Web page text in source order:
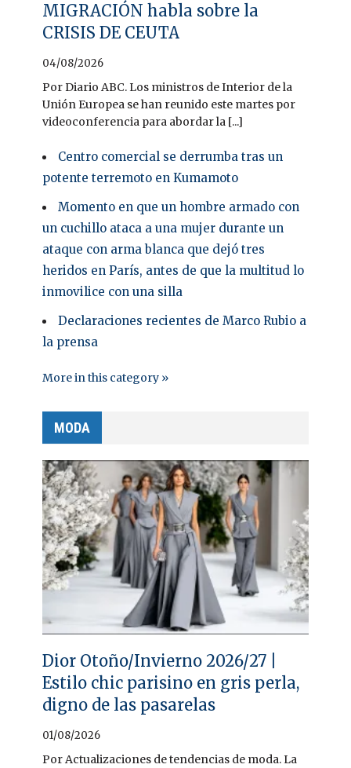
MIGRACIÓN habla sobre la
CRISIS DE CEUTA
04/08/2026
Por Diario ABC. Los ministros de Interior de la
Unión Europea se han reunido este martes por
videoconferencia para abordar la [...]
Centro comercial se derrumba tras un
potente terremoto en Kumamoto
Momento en que un hombre armado con
un cuchillo ataca a una mujer durante un
ataque con arma blanca que dejó tres
heridos en París, antes de que la multitud lo
inmovilice con una silla
Declaraciones recientes de Marco Rubio a
la prensa
More in this category »
MODA
Dior Otoño/Invierno 2026/27 |
Estilo chic parisino en gris perla,
digno de las pasarelas
01/08/2026
Por Actualizaciones de tendencias de moda. La